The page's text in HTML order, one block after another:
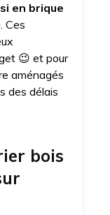
en brique
Ces
😉 et pour
aménagés
des délais
bois